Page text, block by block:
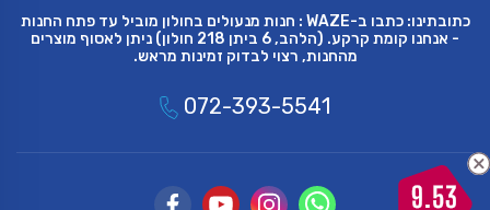
כתובתינו: כתבו ב-WAZE : חנות מנעולים בחולון מוביל עד פתח החנות
- אנחנו קומת קרקע. (הלהב, 6 ביתן 218 חולון) ניתן לאסוף מוצרים
מהחנות, רצוי לבדוק זמינות מראש.
072-393-5541
9.53